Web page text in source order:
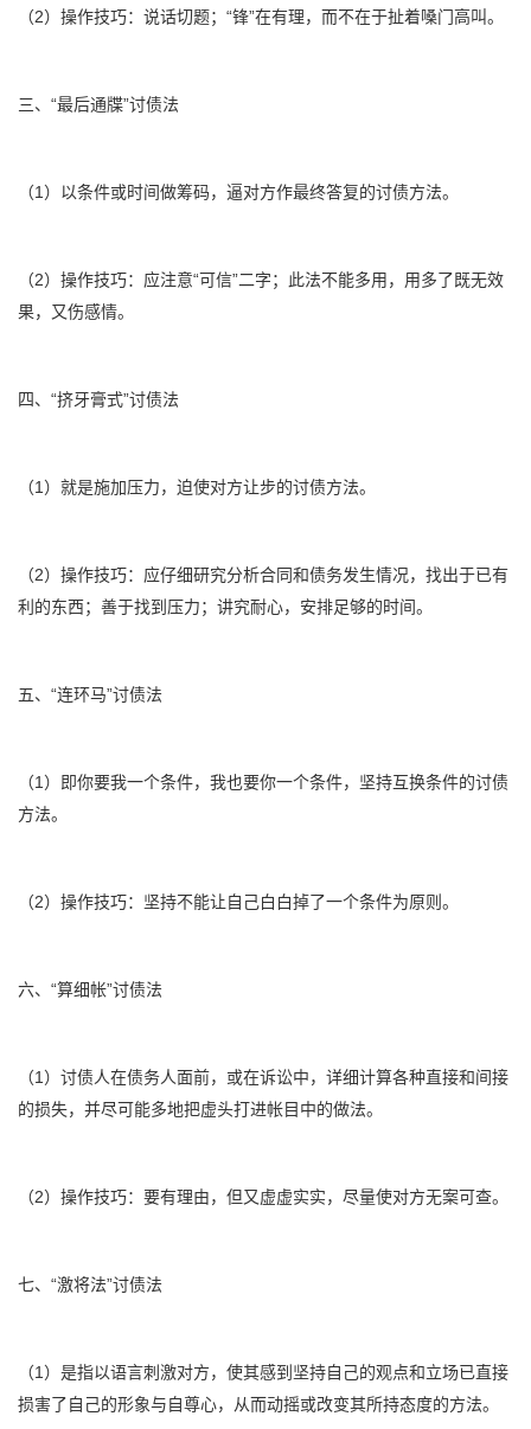
（2）操作技巧：说话切题；“锋”在有理，而不在于扯着嗓门高叫。
三、“最后通牒”讨债法
（1）以条件或时间做筹码，逼对方作最终答复的讨债方法。
（2）操作技巧：应注意“可信”二字；此法不能多用，用多了既无效
果，又伤感情。
四、“挤牙膏式”讨债法
（1）就是施加压力，迫使对方让步的讨债方法。
（2）操作技巧：应仔细研究分析合同和债务发生情况，找出于已有
利的东西；善于找到压力；讲究耐心，安排足够的时间。
五、“连环马”讨债法
（1）即你要我一个条件，我也要你一个条件，坚持互换条件的讨债
方法。
（2）操作技巧：坚持不能让自己白白掉了一个条件为原则。
六、“算细帐”讨债法
（1）讨债人在债务人面前，或在诉讼中，详细计算各种直接和间接
的损失，并尽可能多地把虚头打进帐目中的做法。
（2）操作技巧：要有理由，但又虚虚实实，尽量使对方无案可查。
七、“激将法”讨债法
（1）是指以语言刺激对方，使其感到坚持自己的观点和立场已直接
损害了自己的形象与自尊心，从而动摇或改变其所持态度的方法。